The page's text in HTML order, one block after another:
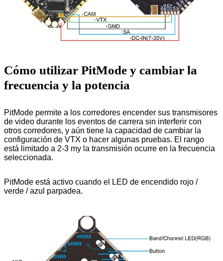
Cómo utilizar PitMode y cambiar la
frecuencia y la potencia
PitMode permite a los corredores encender sus transmisores
de video durante los eventos de carrera sin interferir con
otros corredores, y aún tiene la capacidad de cambiar la
configuración de VTX o hacer algunas pruebas. El rango
está limitado a 2-3 my la transmisión ocurre en la frecuencia
seleccionada.
PitMode está activo cuando el LED de encendido rojo /
verde / azul parpadea.